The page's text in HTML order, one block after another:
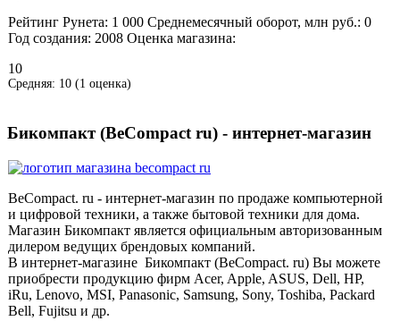
Рейтинг Рунета: 1 000 Среднемесячный оборот, млн руб.: 0
Год создания: 2008 Оценка магазина:
10
Средняя: 10 (1 оценка)
Бикомпакт (BeCompact ru) - интернет-магазин
BeCompact. ru - интернет-магазин по продаже компьютерной
и цифровой техники, а также бытовой техники для дома.
Магазин Бикомпакт является официальным авторизованным
дилером ведущих брендовых компаний.
В интернет-магазине Бикомпакт (BeCompact. ru) Вы можете
приобрести продукцию фирм Acer, Apple, ASUS, Dell, HP,
iRu, Lenovo, MSI, Panasonic, Samsung, Sony, Toshiba, Packard
Bell, Fujitsu и др.